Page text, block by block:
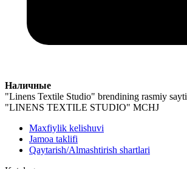
Наличные
"Linens Textile Studio" brendining rasmiy sayti
"LINENS TEXTILE STUDIO" MCHJ
Maxfiylik kelishuvi
Jamoa taklifi
Qaytarish/Almashtirish shartlari